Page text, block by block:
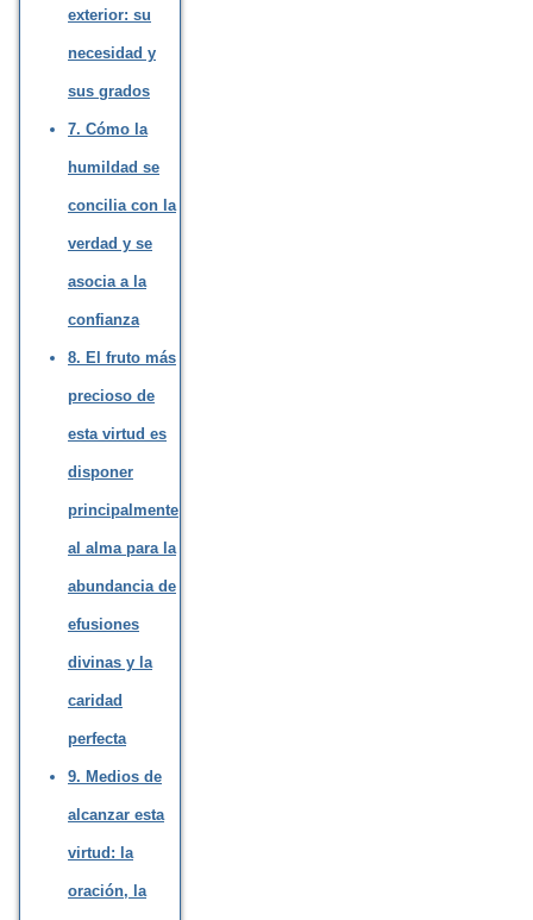
exterior: su
necesidad y
sus grados
7. Cómo la
humildad se
concilia con la
verdad y se
asocia a la
confianza
8. El fruto más
precioso de
esta virtud es
disponer
principalmente
al alma para la
abundancia de
efusiones
divinas y la
caridad
perfecta
9. Medios de
alcanzar esta
virtud: la
oración, la